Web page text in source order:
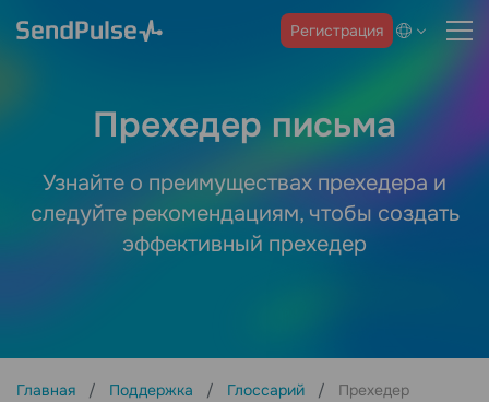
Регистрация
Прехедер письма
Узнайте о преимуществах прехедера и
следуйте рекомендациям, чтобы создать
эффективный прехедер
Главная Поддержка Глоссарий
Прехедер